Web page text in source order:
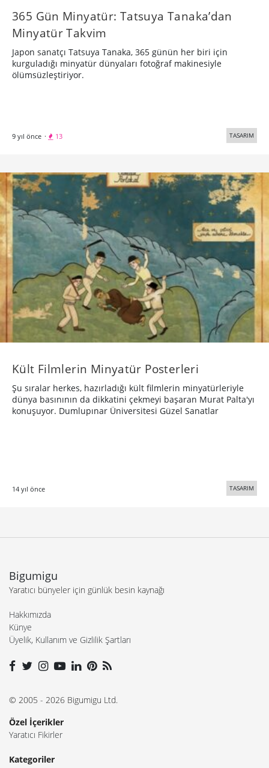
365 Gün Minyatür: Tatsuya Tanaka’dan
Minyatür Takvim
Japon sanatçı Tatsuya Tanaka, 365 günün her biri için
kurguladığı minyatür dünyaları fotoğraf makinesiyle
ölümsüzleştiriyor.
9 yıl önce · 13 TASARIM
Kült Filmlerin Minyatür Posterleri
Şu sıralar herkes, hazırladığı kült filmlerin minyatürleriyle
dünya basınının da dikkatini çekmeyi başaran Murat Palta'yı
konuşuyor. Dumlupınar Üniversitesi Güzel Sanatlar
14 yıl önce TASARIM
Bigumigu
Yaratıcı bünyeler için günlük besin kaynağı
Hakkımızda
Künye
Üyelik, Kullanım ve Gizlilik Şartları
© 2005 - 2026 Bigumigu Ltd.
Özel İçerikler
Yaratıcı Fikirler
Kategoriler